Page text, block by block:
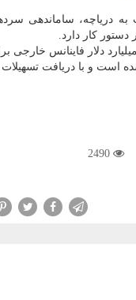
به دریاچه، ساماندهی
دلار فاینانس خارجی
است و با دریافت
2490